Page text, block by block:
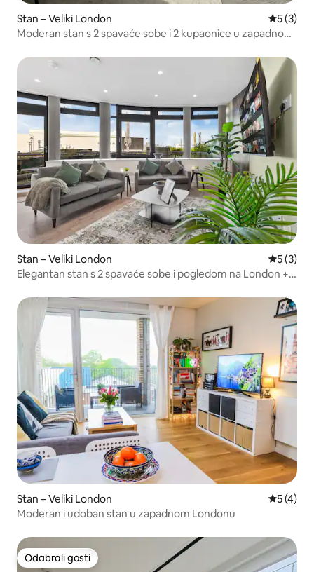
Stan – Veliki London
5 (3)
Moderan stan s 2 spavaće sobe i 2 kupaonice u zapadnom
Stan – Veliki London
5 (3)
Elegantan stan s 2 spavaće sobe i pogledom na London +
Stan – Veliki London
5 (4)
Moderan i udoban stan u zapadnom Londonu
Odabrali gosti
Odabrali gosti